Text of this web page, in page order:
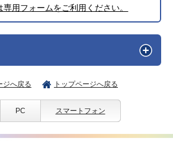
専用フォームをご利用ください。
ジへ戻る トップページへ戻る
PC スマートフォン